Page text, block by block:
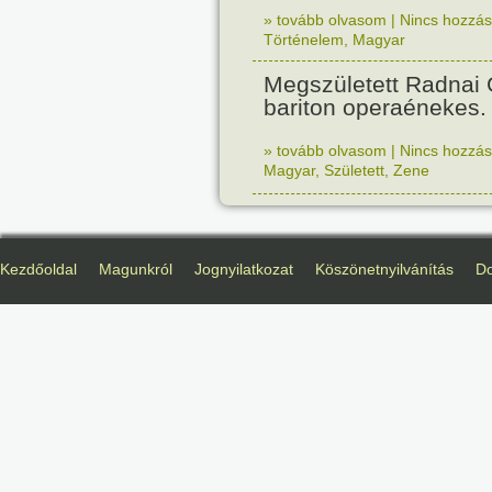
» tovább olvasom | Nincs
Történelem
Magyar
Megszületett Radnai
bariton operaénekes.
» tovább olvasom | Nincs
Magyar, Született Zene
Kezdőoldal Magunkról Jognyilatkozat Köszönetnyilvánítás